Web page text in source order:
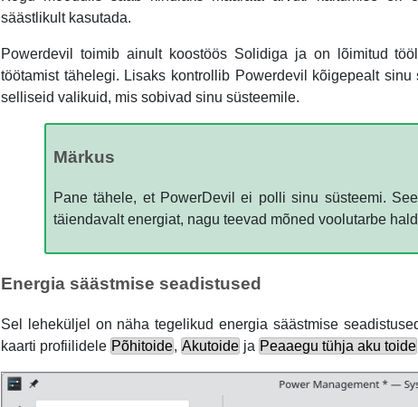
säästlikult kasutada.
Powerdevil toimib ainult koostöös Solidiga ja on lõimitud
töötamist tähelegi. Lisaks kontrollib Powerdevil kõigepealt
selliseid valikuid, mis sobivad sinu süsteemile.
Märkus
Pane tähele, et PowerDevil ei polli sinu süsteemi.
täiendavalt energiat, nagu teevad mõned voolutarbe
Energia säästmise seadistused
Sel leheküljel on näha tegelikud energia säästmise
kaarti profiilidele Põhitoide, Akutoide ja Peaaegu tühja aku toide